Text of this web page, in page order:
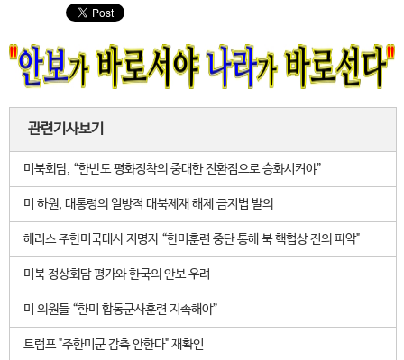
관련기사보기
미북회담, “한반도 평화정착의 중대한 전환점으로 승화시켜야”
미 하원, 대통령의 일방적 대북제재 해제 금지법 발의
해리스 주한미국대사 지명자 “한미훈련 중단 통해 북 핵협상 진의 파악"
미북 정상회담 평가와 한국의 안보 우려
미 의원들 “한미 합동군사훈련 지속해야”
트럼프 "주한미군 감축 안한다" 재확인